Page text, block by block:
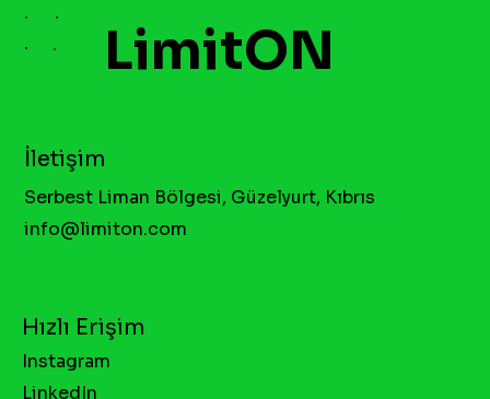
İletişim
Serbest Liman Bölgesi, Güzelyurt, Kıbrıs
info@limiton.com
Hızlı Erişim
Instagram
LinkedIn
LimitON